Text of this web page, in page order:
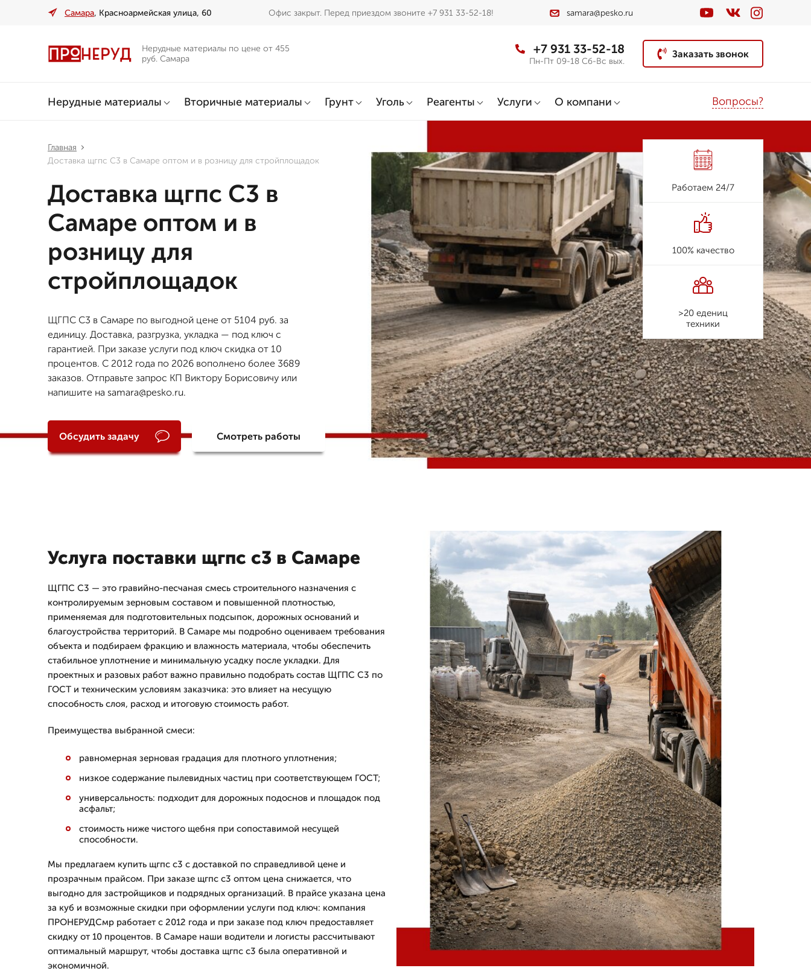
Самара, Красноармейская улица, 60 Офис закрыт. Перед приездом звоните +7 931 33-52-18! samara@pesko.ru
Нерудные материалы по цене от 455
руб. Самара
+7 931 33-52-18
Пн-Пт 09-18 Сб-Вс вых.
Заказать звонок
Нерудные материалы Вторичные материалы Грунт Уголь Реагенты Услуги О компани Вопросы?
Главная
Доставка щгпс С3 в Самаре оптом и в розницу для стройплощадок
Доставка щгпс С3 в
Самаре оптом и в
розницу для
стройплощадок
ЩГПС С3 в Самаре по выгодной цене от 5104 руб. за
единицу. Доставка, разгрузка, укладка — под ключ с
гарантией. При заказе услуги под ключ скидка от 10
процентов. С 2012 года по 2026 вополнено более 3689
заказов. Отправьте запрос КП Виктору Борисовичу или
напишите на samara@pesko.ru.
Обсудить задачу Смотреть работы
Работаем 24/7
100% качество
>20 едениц
техники
Услуга поставки щгпс с3 в Самаре
ЩГПС С3 — это гравийно-песчаная смесь строительного назначения с
контролируемым зерновым составом и повышенной плотностью,
применяемая для подготовительных подсыпок, дорожных оснований и
благоустройства территорий. В Самаре мы подробно оцениваем требования
объекта и подбираем фракцию и влажность материала, чтобы обеспечить
стабильное уплотнение и минимальную усадку после укладки. Для
проектных и разовых работ важно правильно подобрать состав ЩГПС С3 по
ГОСТ и техническим условиям заказчика: это влияет на несущую
способность слоя, расход и итоговую стоимость работ.
Преимущества выбранной смеси:
равномерная зерновая градация для плотного уплотнения;
низкое содержание пылевидных частиц при соответствующем ГОСТ;
универсальность: подходит для дорожных подоснов и площадок под
асфальт;
стоимость ниже чистого щебня при сопоставимой несущей
способности.
Мы предлагаем купить щгпс с3 с доставкой по справедливой цене и
прозрачным прайсом. При заказе щгпс с3 оптом цена снижается, что
выгодно для застройщиков и подрядных организаций. В прайсе указана цена
за куб и возможные скидки при оформлении услуги под ключ: компания
ПРОНЕРУДСмр работает с 2012 года и при заказе под ключ предоставляет
скидку от 10 процентов. В Самаре наши водители и логисты рассчитывают
оптимальный маршрут, чтобы доставка щгпс с3 была оперативной и
экономичной.